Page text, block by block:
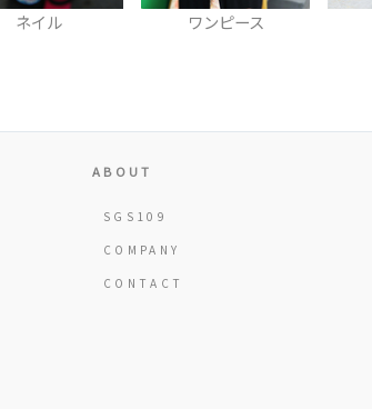
ネイル ワンピース
ABOUT
SGS109
COMPANY
CONTACT